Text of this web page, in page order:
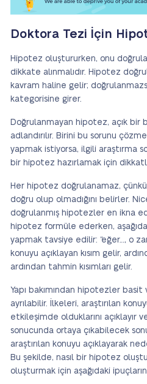
Doktora Tezi İçin
Hipotez oluştururken, onu
dikkate alınmalıdır. Hipotez
kavram haline gelir;
kategorisine girer.
Doğrulanmayan hipotez, açık bir
adlandırılır. Birini bu sorunu
yapmak istiyorsa, ilgili araştırma
bir hipotez hazırlamak için dikkatli
Her hipotez doğrulanamaz,
doğru olup olmadığını belirler.
doğrulanmış hipotezler en ikna
hipotez formüle ederken,
yapmak tavsiye edilir: “eğer…, o
konuyu açıklayan kısım gelir,
ardından tahmin kısımları gelir.
Yapı bakımından hipotezler basit
ayrılabilir. İlkeleri, araştırılan
etkileşimde olduklarını açıklayır
sonucunda ortaya çıkabilecek
araştırılan konuyu açıklayarak
Bu şekilde, nasıl bir hipotez
oluşturmak için aşağıdaki